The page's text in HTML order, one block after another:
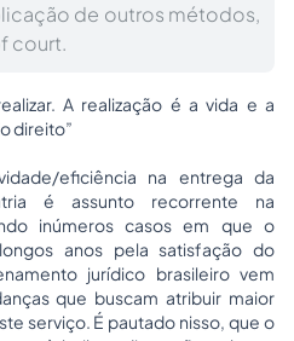
de outros métodos,
court.
A realização é a vida e a
direito”
eficiência na entrega da
é assunto recorrente na
inúmeros casos em que o
anos pela satisfação do
jurídico brasileiro vem
que buscam atribuir maior
serviço. É pautado nisso, que o